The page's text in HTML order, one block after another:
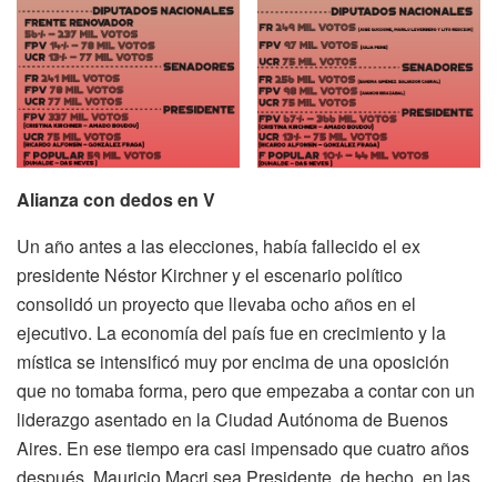
Alianza con dedos en V
Un año antes a las elecciones, había fallecido el ex
presidente Néstor Kirchner y el escenario político
consolidó un proyecto que llevaba ocho años en el
ejecutivo. La economía del país fue en crecimiento y la
mística se intensificó muy por encima de una oposición
que no tomaba forma, pero que empezaba a contar con un
liderazgo asentado en la Ciudad Autónoma de Buenos
Aires. En ese tiempo era casi impensado que cuatro años